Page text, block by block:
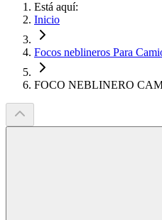
Está aquí:
Inicio
Focos neblineros Para
FOCO NEBLINERO